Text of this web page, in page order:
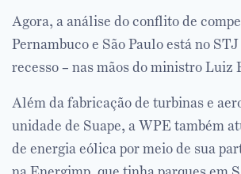
Agora, a análise do conflito de
Pernambuco e São Paulo está no
recesso – nas mãos do ministro Luiz
Além da fabricação de turbinas e
unidade de Suape, a WPE também
de energia eólica por meio de sua